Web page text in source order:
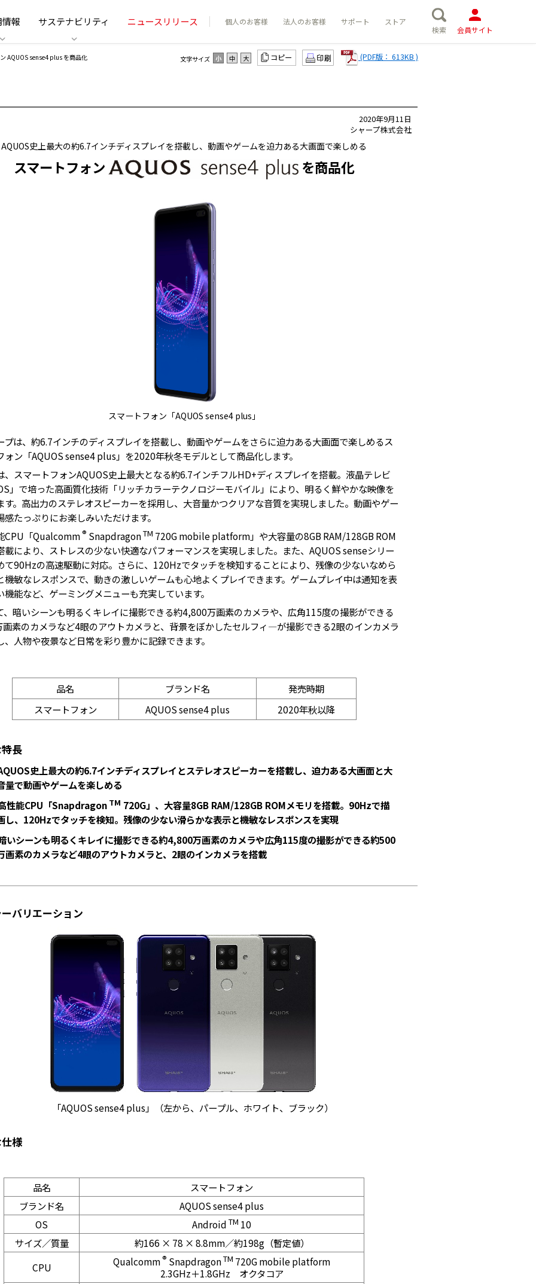
報 サステナビリティ ニュースリリース 個人のお客様 法人のお客様 サポート
ストア
検索
会員サイト
文字サイズ 小 中 大 コピー (PDF版： 613KB )
AQUOS sense4 plus を商品化
2020年9月11日
シャープ株式会社
AQUOS史上最大の約6.7インチディスプレイを搭載し、動画やゲームを迫力ある大画面で楽しめる
スマートフォン を商品化
スマートフォン「AQUOS sense4 plus」
は、約6.7インチのディスプレイを搭載し、動画やゲームをさらに迫力ある大画面で楽しめるス
ォン「AQUOS sense4 plus」を2020年秋冬モデルとして商品化します。
スマートフォンAQUOS史上最大となる約6.7インチフルHD+ディスプレイを搭載。液晶テレビ
」で培った高画質化技術「リッチカラーテクノロジーモバイル」により、明るく鮮やかな映像を
す。高出力のステレオスピーカーを採用し、大音量かつクリアな音質を実現しました。動画やゲー
感たっぷりにお楽しみいただけます。
「Qualcomm® SnapdragonTM 720G mobile platform」や大容量の8GB RAM/128GB ROM
載により、ストレスの少ない快適なパフォーマンスを実現しました。また、AQUOS senseシリー
て90Hzの高速駆動に対応。さらに、120Hzでタッチを検知することにより、残像の少ないなめら
機敏なレスポンスで、動きの激しいゲームも心地よくプレイできます。ゲームプレイ中は通知を表
機能など、ゲーミングメニューも充実しています。
暗いシーンも明るくキレイに撮影できる約4,800万画素のカメラや、広角115度の撮影ができる
素のカメラなど4眼のアウトカメラと、背景をぼかしたセルフィ―が撮影できる2眼のインカメラ
、人物や夜景など日常を彩り豊かに記録できます。
品名 ブランド名
発売時期
スマートフォン
AQUOS sense4 plus 2020年秋以降
長
史上最大の約6.7インチディスプレイとステレオスピーカーを搭載し、迫力ある大画面と大
量で動画やゲームを楽しめる
性能CPU「Snapdragon TM 720G」、大容量8GB RAM/128GB ROMメモリを搭載。90Hzで描
し、120Hzでタッチを検知。残像の少ない滑らかな表示と機敏なレスポンスを実現
いシーンも明るくキレイに撮影できる約4,800万画素のカメラや広角115度の撮影ができる約500
画素のカメラなど4眼のアウトカメラと、2眼のインカメラを搭載
バリエーション
「AQUOS sense4 plus」（左から、パープル、ホワイト、ブラック）
様
品名
スマートフォン
ブランド名
AQUOS sense4 plus
OS
Android TM 10
サイズ／質量
約166 × 78 × 8.8mm／約198g（暫定値）
CPU
Qualcomm® SnapdragonTM 720G mobile platform
2.3GHz＋1.8GHz オクタコア